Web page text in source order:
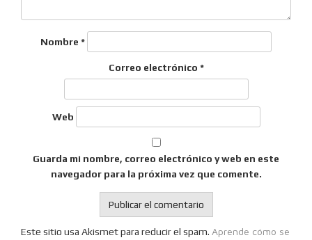
Nombre *
Correo electrónico *
Web
Guarda mi nombre, correo electrónico y web en este
navegador para la próxima vez que comente.
Este sitio usa Akismet para reducir el spam. Aprende cómo se